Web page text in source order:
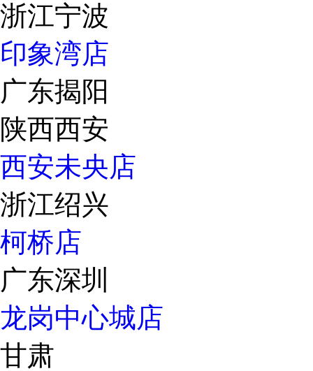
浙江宁波
印象湾店
广东揭阳
陕西西安
西安未央店
浙江绍兴
柯桥店
广东深圳
龙岗中心城店
甘肃